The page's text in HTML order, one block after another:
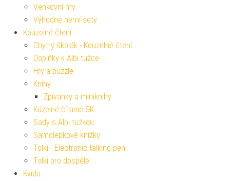
Venkovní hry
Výhodné herní sety
Kouzelné čtení
Chytrý školák - Kouzelné čtení
Doplňky k Albi tužce
Hry a puzzle
Knihy
Zpívánky a miniknihy
Kúzelné čítanie SK
Sady s Albi tužkou
Samolepkové knížky
Tolki - Electronic talking pen
Tolki pro dospělé
Kvído